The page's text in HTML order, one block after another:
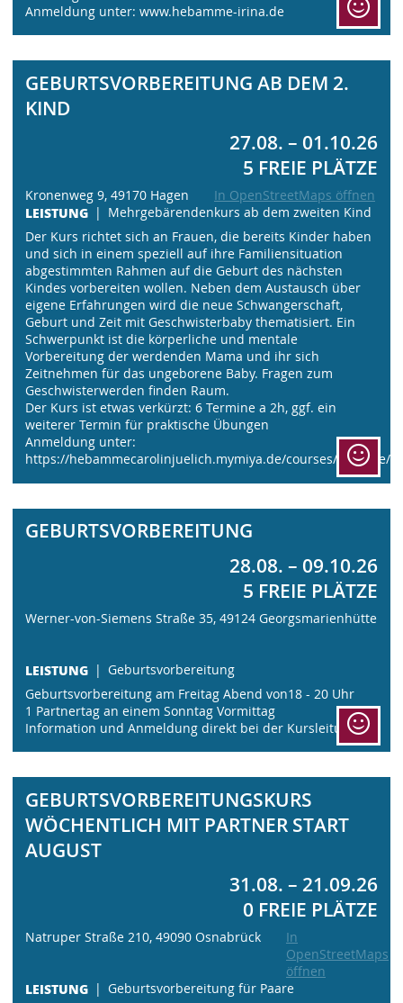
Anmeldung unter: www.hebamme-irina.de
GEBURTSVORBEREITUNG AB DEM 2.
KIND
27.08. – 01.10.26
5 FREIE PLÄTZE
Kronenweg 9, 49170 Hagen In OpenStreetMaps öffnen
LEISTUNG
Mehrgebärendenkurs ab dem zweiten Kind
Der Kurs richtet sich an Frauen, die bereits Kinder haben
und sich in einem speziell auf ihre Familiensituation
abgestimmten Rahmen auf die Geburt des nächsten
Kindes vorbereiten wollen. Neben dem Austausch über
eigene Erfahrungen wird die neue Schwangerschaft,
Geburt und Zeit mit Geschwisterbaby thematisiert. Ein
Schwerpunkt ist die körperliche und mentale
Vorbereitung der werdenden Mama und ihr sich
Zeitnehmen für das ungeborene Baby. Fragen zum
Geschwisterwerden finden Raum.
Der Kurs ist etwas verkürzt: 6 Termine a 2h, ggf. ein
weiterer Termin für praktische Übungen
Anmeldung unter:
https://hebammecarolinjuelich.mymiya.de/courses/#course/
GEBURTSVORBEREITUNG
28.08. – 09.10.26
5 FREIE PLÄTZE
Werner-von-Siemens Straße 35, 49124 Georgsmarienhütte
LEISTUNG
Geburtsvorbereitung
Geburtsvorbereitung am Freitag Abend von18 - 20 Uhr
1 Partnertag an einem Sonntag Vormittag
Information und Anmeldung direkt bei der Kursleitung
GEBURTSVORBEREITUNGSKURS
WÖCHENTLICH MIT PARTNER START
AUGUST
31.08. – 21.09.26
0 FREIE PLÄTZE
Natruper Straße 210, 49090 Osnabrück
In
OpenStreetMaps
öffnen
LEISTUNG
Geburtsvorbereitung für Paare